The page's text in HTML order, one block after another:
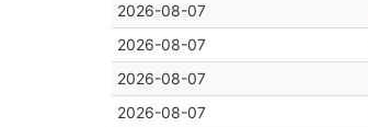
2026-08-07
2026-08-07
2026-08-07
2026-08-07